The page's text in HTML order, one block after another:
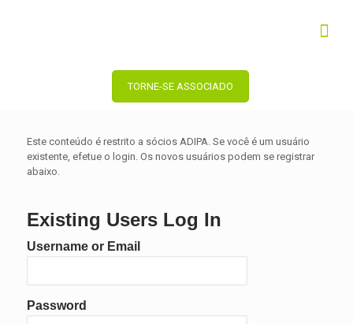
TORNE-SE ASSOCIADO
Este conteúdo é restrito a sócios ADIPA. Se você é um usuário
existente, efetue o login. Os novos usuários podem se registrar
abaixo.
Existing Users Log In
Username or Email
Password